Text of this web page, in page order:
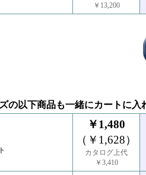
￥13,200
の以下商品も一緒にカートに入
￥1,480
（￥1,628）
カタログ上代
￥3,410